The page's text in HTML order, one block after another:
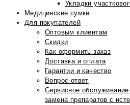
Укладки
Медицинские сумки
Для покупателей
Оптовым клиентам
Скидки
Как оформить заказ
Доставка и оплата
Гарантии и качество
Вопрос-ответ
Сервисное
замена препаратов с